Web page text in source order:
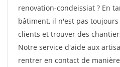
renovation-condeissiat ? En
bâtiment, il n'est pas
clients et trouver des
Notre service d'aide aux
rentrer en contact de